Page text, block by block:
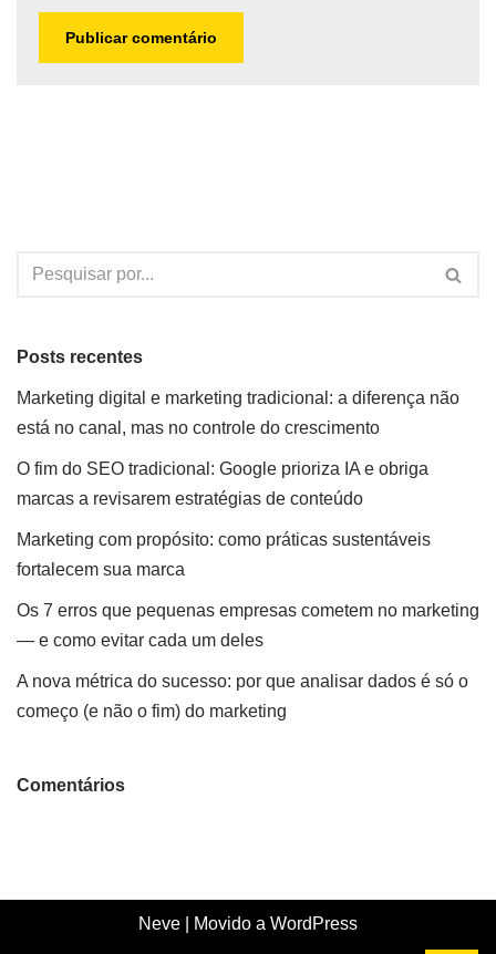
Posts recentes
Marketing digital e marketing tradicional: a diferença não
está no canal, mas no controle do crescimento
O fim do SEO tradicional: Google prioriza IA e obriga
marcas a revisarem estratégias de conteúdo
Marketing com propósito: como práticas sustentáveis
fortalecem sua marca
Os 7 erros que pequenas empresas cometem no marketing
— e como evitar cada um deles
A nova métrica do sucesso: por que analisar dados é só o
começo (e não o fim) do marketing
Comentários
Neve | Movido a WordPress